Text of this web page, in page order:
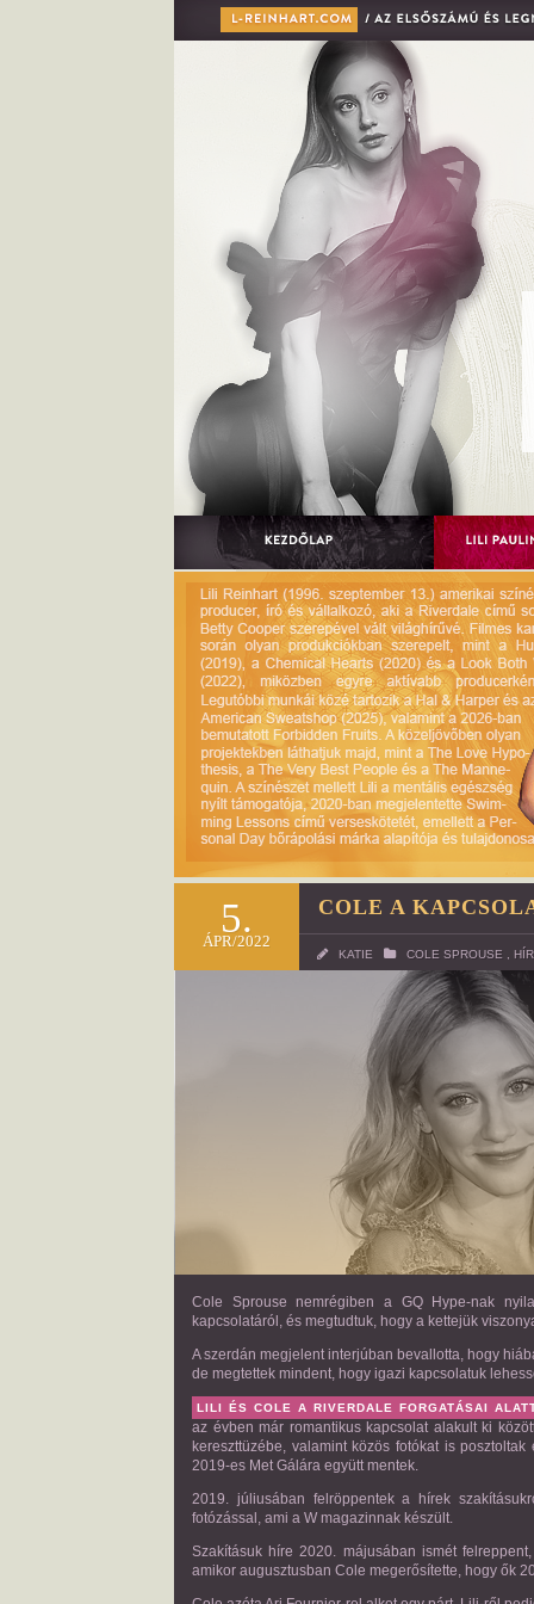
5.
ÁPR/2022
COLE A
KATIE COLE SPROUSE
Cole Sprouse nemrégiben a GQ Hype-nak
kapcsolatáról, és megtudtuk, hogy a kettejük
A szerdán megjelent interjúban bevallotta, hogy
de megtettek mindent, hogy igazi kapcsolatuk
LILI ÉS COLE A RIVERDALE FORGATÁSAI
az évben már romantikus kapcsolat alakult ki
kereszttüzébe, valamint közös fotókat is
2019-es Met Gálára együtt mentek.
2019. júliusában felröppentek a hírek
fotózással, ami a W magazinnak készült.
Szakításuk híre 2020. májusában ismét
amikor augusztusban Cole megerősítette, hogy ők